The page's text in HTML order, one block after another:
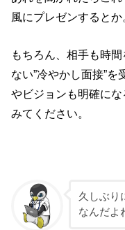
風にプレゼンするとか
もちろん、相手も時
ない”冷やかし面接”を
やビジョンも明確に
みてください。
久しぶり
なんだよ